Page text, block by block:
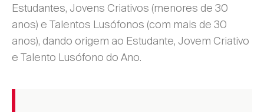
Estudantes, Jovens Criativos (menores de 30
anos) e Talentos Lusófonos (com mais de 30
anos), dando origem ao Estudante, Jovem Criativo
e Talento Lusófono do Ano.